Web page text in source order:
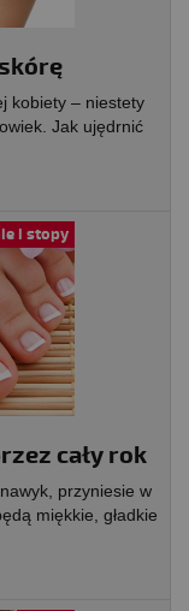
kobiety – niestety
Jak ujędrnić
i stopy
cały rok
przyniesie w
miękkie, gładkie